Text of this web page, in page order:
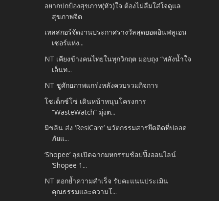
อยากปกป้องสุขภาพ(หัว)ใจ ต้องไม่ลืมใส่ใจดูแล
สุขภาพจิต
เทลสกอร์จัดงานประกาศรางวัลสุดยอดอินฟลูเอน
เซอร์แห่ง...
NT เคียงข้างคนไทยในทุกวิกฤต มอบถุง “พลังน้ำใจ
เอ็นท...
NT ชูศักยภาพแกร่งหลังควบรวมกิจการ
โซเด็กซ์โซ่ เดินหน้าหนุนโครงการ
“WasteWatch” มุ่งต...
มิชลิน ส่ง ‘ResiCare’ นวัตกรรมสารยึดติดที่ปลอด
ภัยแ...
‘Shopee’ ลุยเปิดฉากมหกรรมช้อปปิ้งออนไลน์
‘Shopee 1...
NT ตอกย้ำความสำเร็จ รับคะแนนประเมิน
คุณธรรมและความโ...